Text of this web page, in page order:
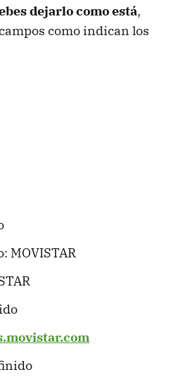
dejarlo como está,
como indican los
MOVISTAR